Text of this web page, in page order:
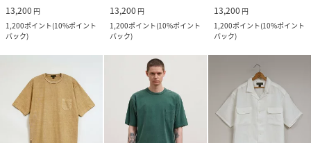
13,200 円
1,200ポイント(10%ポイント
バック)
13,200 円
1,200ポイント(10%ポイント
バック)
13,200 円
1,200ポイント(10%ポイント
バック)